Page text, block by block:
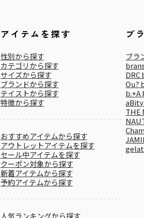
アイテムを探す
性別から探す
カテゴリから探す
サイズから探す
ブランドから探す
テイストから探す
特徴から探す
おすすめアイテムから探す
アウトレットアイテムを探す
セール中アイテムを探す
クーポン対象から探す
新着アイテムから探す
予約アイテムから探す
人気ランキングから探す
ブ
ブラ
DRC
Ou?
b.+A
THE